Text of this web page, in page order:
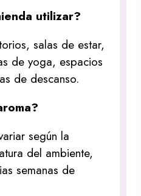
utilizar?
salas de estar,
de yoga, espacios
de descanso.
según la
del ambiente,
semanas de